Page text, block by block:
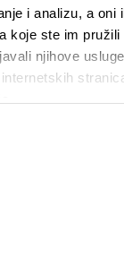
i analizu, a oni
koje ste im
njihove
– IZDAVANJE